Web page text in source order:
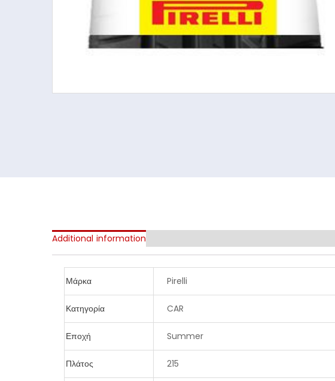
Additional information
Μάρκα Pirelli
Κατηγορία CAR
Εποχή Summer
Πλάτος 215